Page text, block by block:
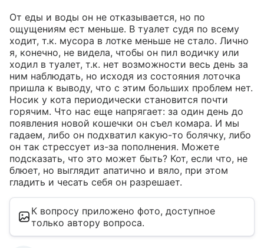
От еды и воды он не отказывается, но по
ощущениям ест меньше. В туалет судя по всему
ходит, т.к. мусора в лотке меньше не стало. Лично
я, конечно, не видела, чтобы он пил водичку или
ходил в туалет, т.к. нет возможности весь день за
ним наблюдать, но исходя из состояния лоточка
пришла к выводу, что с этим больших проблем нет.
Носик у кота периодически становится почти
горячим. Что нас еще напрягает: за один день до
появления новой кошечки он съел комара. И мы
гадаем, либо он подхватил какую-то болячку, либо
он так стрессует из-за пополнения. Можете
подсказать, что это может быть? Кот, если что, не
блюет, но выглядит апатично и вяло, при этом
гладить и чесать себя он разрешает.
К вопросу приложено фото, доступное
только автору вопроса.